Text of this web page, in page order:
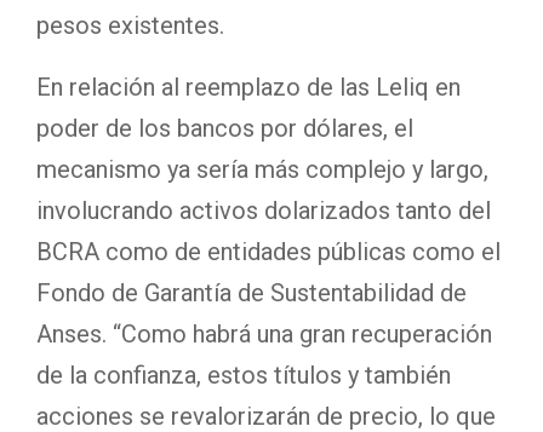
pesos existentes.
En relación al reemplazo de las Leliq en
poder de los bancos por dólares, el
mecanismo ya sería más complejo y largo,
involucrando activos dolarizados tanto del
BCRA como de entidades públicas como el
Fondo de Garantía de Sustentabilidad de
Anses. “Como habrá una gran recuperación
de la confianza, estos títulos y también
acciones se revalorizarán de precio, lo que